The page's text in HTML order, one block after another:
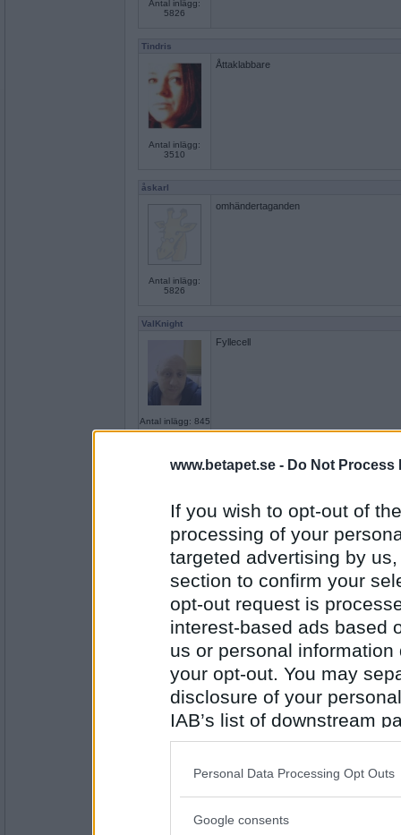
www.betapet.se - Do Not Process
If you wish to opt-out of
processing of your
targeted advertising by
section to confirm your
opt-out request is
interest-based ads based
us or personal
your opt-out. You may
disclosure of your
IAB’s list of downstream
also be disclosed by us
Downstream Participants
Please note that this
Personal Data Processing Opt Outs
Google consents
Antal inlägg:
5826
Tindris
Antal inlägg:
3510
Åttaklabbare
åskarl
Antal inlägg:
5826
omhändertaganden
ValKnight
Antal inlägg: 845
Fyllecell
Antal inlägg:
3510
Spyhink
Antal inlägg:
5826
flashbacks